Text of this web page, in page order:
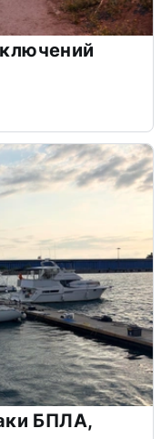
БПЛА,